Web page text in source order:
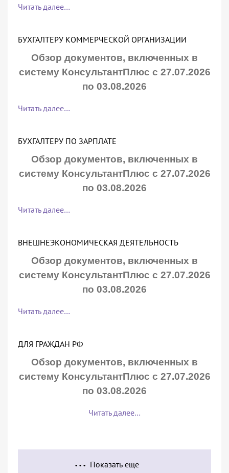
Читать далее…
БУХГАЛТЕРУ КОММЕРЧЕСКОЙ ОРГАНИЗАЦИИ
Обзор документов, включенных в
систему КонсультантПлюс с 27.07.2026
по 03.08.2026
Читать далее…
БУХГАЛТЕРУ ПО ЗАРПЛАТЕ
Обзор документов, включенных в
систему КонсультантПлюс с 27.07.2026
по 03.08.2026
Читать далее…
ВНЕШНЕЭКОНОМИЧЕСКАЯ ДЕЯТЕЛЬНОСТЬ
Обзор документов, включенных в
систему КонсультантПлюс с 27.07.2026
по 03.08.2026
Читать далее…
ДЛЯ ГРАЖДАН РФ
Обзор документов, включенных в
систему КонсультантПлюс с 27.07.2026
по 03.08.2026
Читать далее…
Показать еще